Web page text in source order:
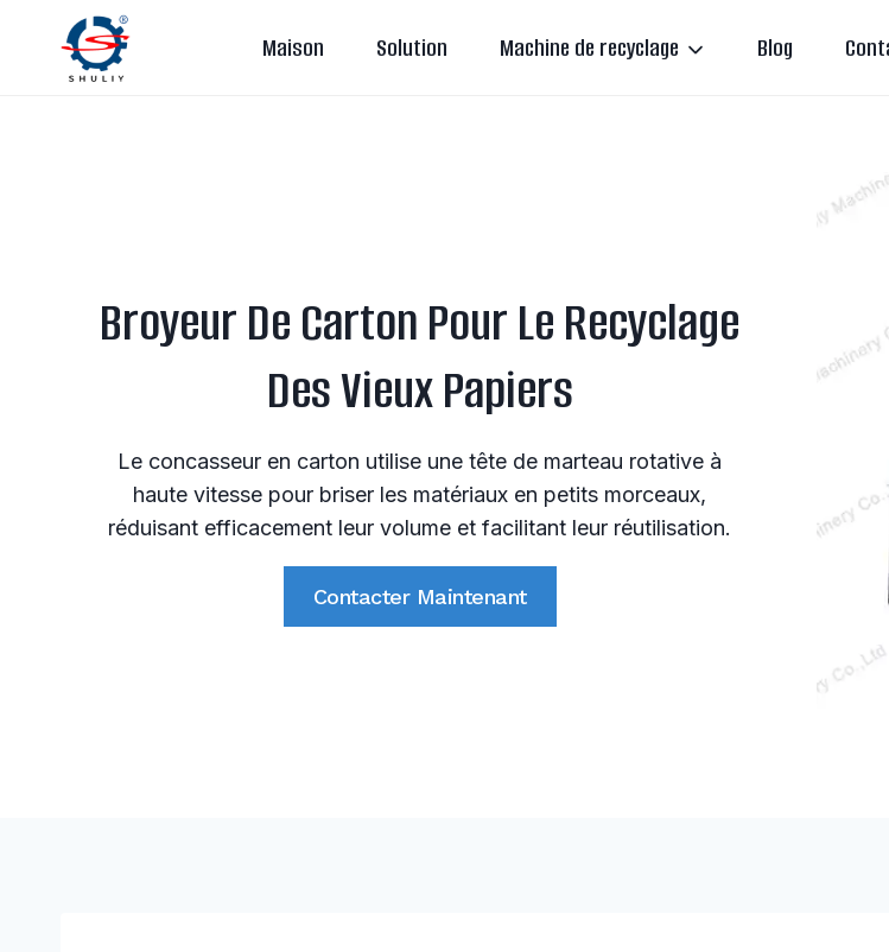
contenu
Maison Solution Machine de recyclage Blog
Broyeur De Carton Pour Le Recyclage
Des Vieux Papiers
Le concasseur en carton utilise une tête de marteau rotative à
haute vitesse pour briser les matériaux en petits morceaux,
réduisant efficacement leur volume et facilitant leur réutilisation.
Contacter Maintenant